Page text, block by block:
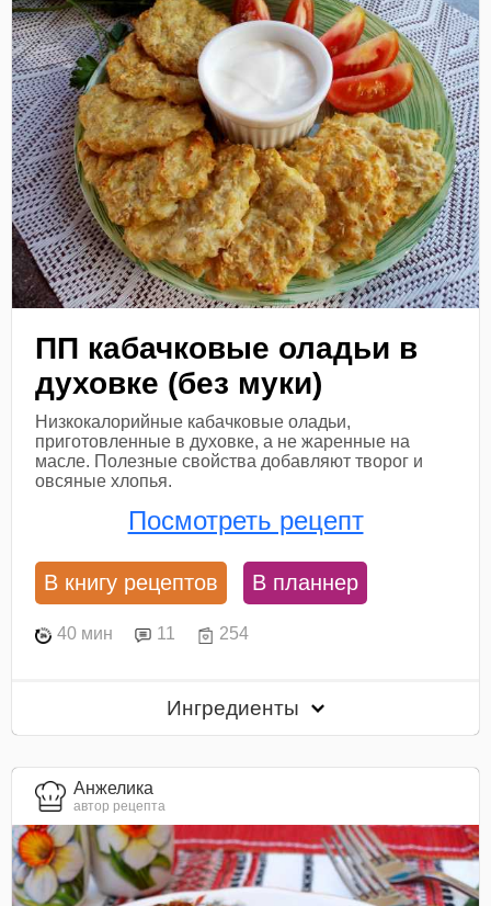
ПП кабачковые оладьи в
духовке (без муки)
Низкокалорийные кабачковые оладьи,
приготовленные в духовке, а не жаренные на
масле. Полезные свойства добавляют творог и
овсяные хлопья.
Посмотреть рецепт
В книгу рецептов В планнер
40 мин 11 254
Ингредиенты
Анжелика
автор рецепта